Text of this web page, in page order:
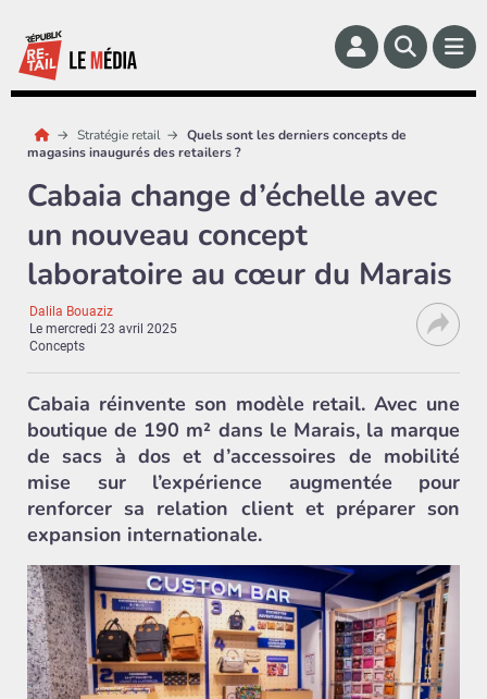
Stratégie retail
Quels sont les derniers concepts de
magasins inaugurés des retailers ?
Cabaia change d’échelle avec
un nouveau concept
laboratoire au cœur du Marais
Dalila Bouaziz
Lemercredi 23 avril 2025
Concepts
Cabaia réinvente son modèle retail. Avec une
boutique de 190 m² dans le Marais, la marque
de sacs à dos et d’accessoires de mobilité
mise sur l’expérience augmentée pour
renforcer sa relation client et préparer son
expansion internationale.